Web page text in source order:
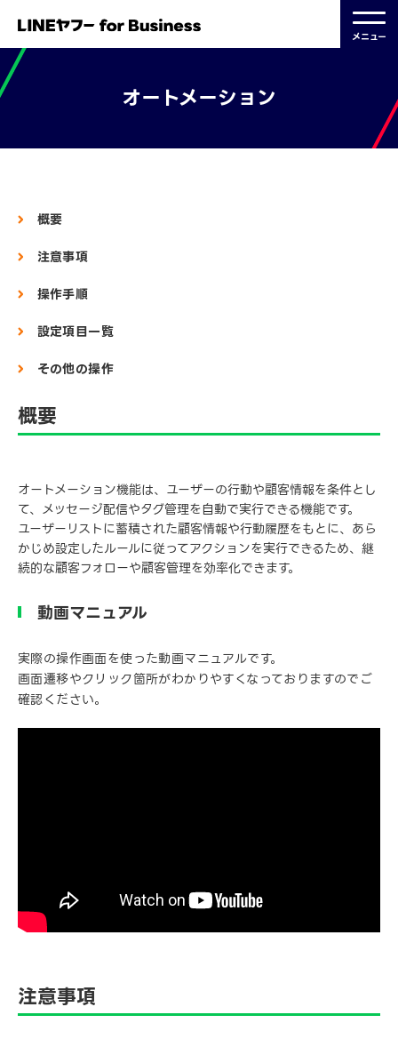
メニュー
オートメーション
概要
注意事項
操作手順
設定項目一覧
その他の操作
概要
オートメーション機能は、ユーザーの行動や顧客情報を条件とし
て、メッセージ配信やタグ管理を自動で実行できる機能です。
ユーザーリストに蓄積された顧客情報や行動履歴をもとに、あら
かじめ設定したルールに従ってアクションを実行できるため、継
続的な顧客フォローや顧客管理を効率化できます。
動画マニュアル
実際の操作画面を使った動画マニュアルです。
画面遷移やクリック箇所がわかりやすくなっておりますのでご
確認ください。
注意事項